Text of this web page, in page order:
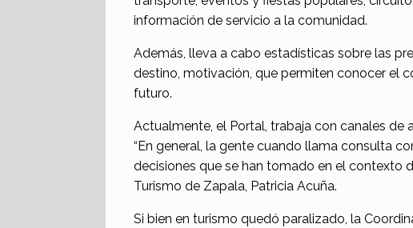
información de servicio a la comunidad.
Además, lleva a cabo estadísticas sobre las
destino, motivación, que permiten conocer el
futuro.
Actualmente, el Portal, trabaja con canales
“En general, la gente cuando llama consulta
decisiones que se han tomado en el contexto
Turismo de Zapala, Patricia Acuña.
Si bien en turismo quedó paralizado, la